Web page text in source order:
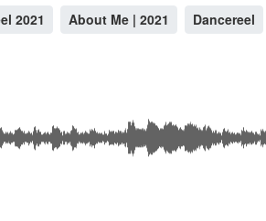
2021 About Me | 2021 Dancereel